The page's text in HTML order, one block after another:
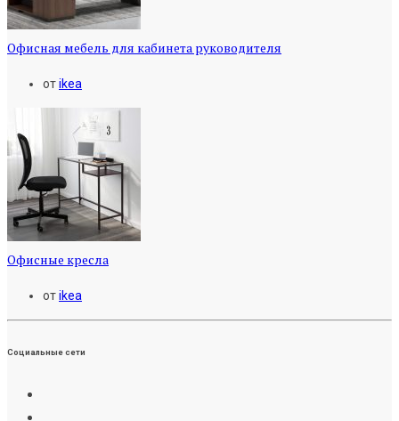
Офисная мебель для кабинета руководителя
отikea
Офисные кресла
отikea
Социальные сети